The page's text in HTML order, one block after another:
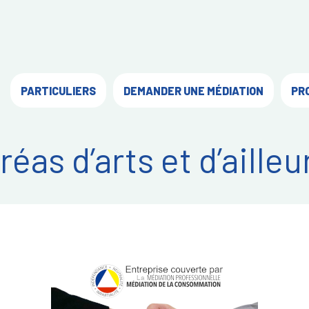
PARTICULIERS DEMANDER UNE MÉDIATION
d’arts et